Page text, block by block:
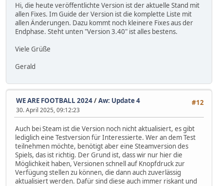
Hi, die heute veröffentlichte Version ist der aktuelle Stand mit
allen Fixes. Im Guide der Version ist die komplette Liste mit
allen Änderungen. Dazu kommt noch kleinere Fixes aus der
Endphase. Steht unten "Version 3.40" ist alles bestens.
Viele Grüße
Gerald
#12
WE ARE FOOTBALL 2024/Aw: Update 4
30. April 2025, 09:12:23
Auch bei Steam ist die Version noch nicht aktualisiert, es gibt
lediglich eine Testversion für Interessierte. Wer an dem Test
teilnehmen möchte, benötigt aber eine Steamversion des
Spiels, das ist richtig. Der Grund ist, dass wir nur hier die
Möglichkeit haben, Versionen schnell auf Knopfdruck zur
Verfügung stellen zu können, die dann auch zuverlässig
aktualisiert werden. Dafür sind diese auch immer riskant und